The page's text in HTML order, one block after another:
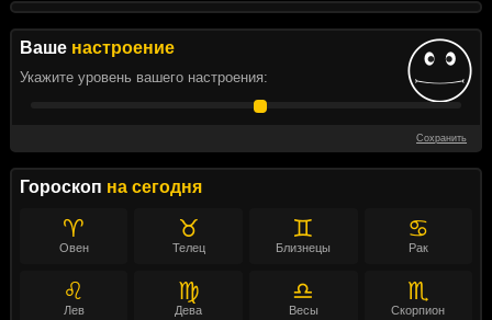
Ваше настроение
Укажите уровень вашего настроения:
Сохранить
Гороскоп на сегодня
♈
Овен
♉
Телец
♊
Близнецы
♋
Рак
♌
Лев
♍
Дева
♎
Весы
♏
Скорпион